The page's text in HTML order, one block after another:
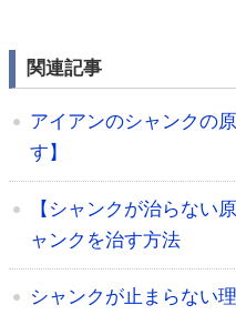
関連記事
アイアンのシャンクの
す】
【シャンクが治らない
ャンクを治す方法
シャンクが止まらない